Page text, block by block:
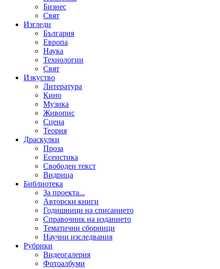
Бизнес
Свят
Изгледи
България
Европа
Наука
Технологии
Свят
Изкуство
Литература
Кино
Музика
Живопис
Сцена
Теория
Драскулки
Проза
Есеистика
Свободен текст
Видрица
Библиотека
За проекта...
Авторски книги
Годишници на списанието
Справочник на изданието
Тематични сборници
Научни изследвания
Рубрики
Видеогалерия
Фотоалбуми